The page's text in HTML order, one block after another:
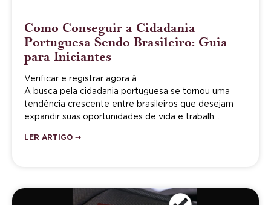
Como Conseguir a Cidadania
Portuguesa Sendo Brasileiro: Guia
para Iniciantes
Verificar e registrar agora â
A busca pela cidadania portuguesa se tornou uma
tendência crescente entre brasileiros que desejam
expandir suas oportunidades de vida e trabalh…
LER ARTIGO ➙